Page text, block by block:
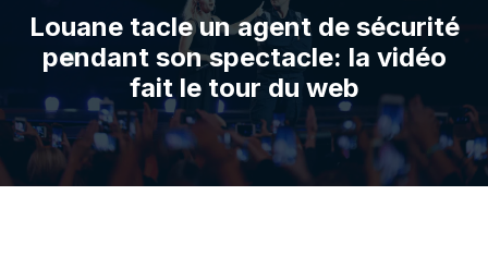
Louane tacle un agent de sécurité
pendant son spectacle: la vidéo
fait le tour du web